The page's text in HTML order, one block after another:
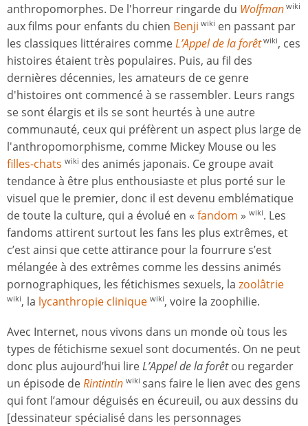
anthropomorphes. De l'horreur ringarde du Wolfman wiki
aux films pour enfants du chien Benji wiki en passant par
les classiques littéraires commeL’Appel de la forêtwiki, ces
histoires étaient très populaires. Puis, au fil des
dernières décennies, les amateurs de ce genre
d'histoires ont commencé à se rassembler. Leurs rangs
se sont élargis et ils se sont heurtés à une autre
communauté, ceux qui préfèrent un aspect plus large de
l'anthropomorphisme, comme Mickey Mouse ou les
filles-chats wiki des animés japonais. Ce groupe avait
tendance à être plus enthousiaste et plus porté sur le
visuel que le premier, donc il est devenu emblématique
de toute la culture, qui a évolué en « fandom » wiki. Les
fandoms attirent surtout les fans les plus extrêmes, et
c’est ainsi que cette attirance pour la fourrure s’est
mélangée à des extrêmes comme les dessins animés
pornographiques, les fétichismes sexuels, la zoolâtrie
wiki, la lycanthropie clinique wiki, voire la zoophilie.
Avec Internet, nous vivons dans un monde où tous les
types de fétichisme sexuel sont documentés. On ne peut
donc plus aujourd’hui lireL’Appel de la forêtou regarder
un épisode deRintintin wiki sans faire le lien avec des gens
qui font l’amour déguisés en écureuil, ou aux dessins du
[dessinateur spécialisé dans les personnages